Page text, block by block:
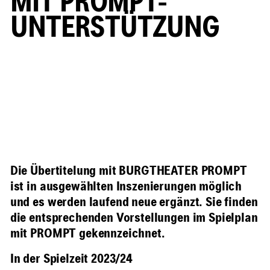
UNTERSTÜTZUNG
Die Übertitelung mit BURGTHEATER PROMPT
ist in ausgewählten Inszenierungen möglich
und es werden laufend neue ergänzt. Sie finden
die entsprechenden Vorstellungen im Spielplan
mit PROMPT gekennzeichnet.
In der Spielzeit 2023/24